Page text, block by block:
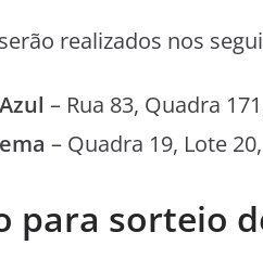
realizados nos
– Rua 83, Quadra
– Quadra 19, Lote
para sorteio